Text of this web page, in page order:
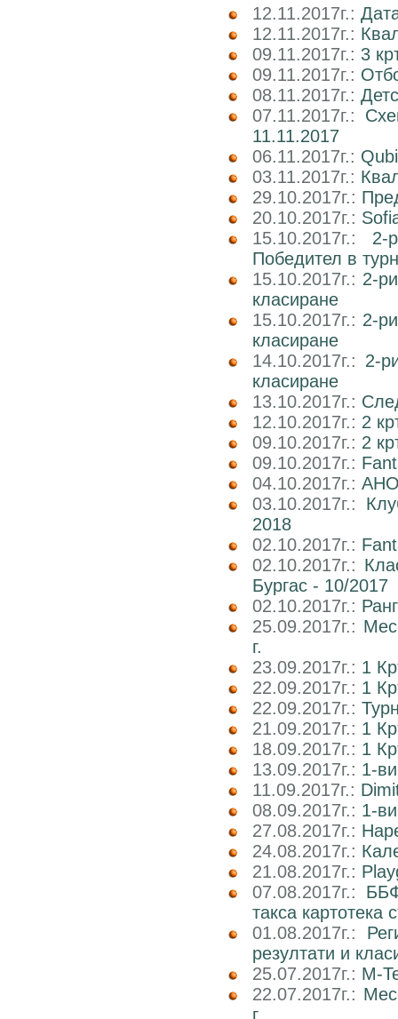
12.11.2017г.:
12.11.2017г.:
09.11.2017г.: 3
09.11.2017г.:
08.11.2017г.:
07.11.2017г.:
11.11.2017
06.11.2017г.:
03.11.2017г.:
29.10.2017г.:
20.10.2017г.:
15.10.2017г.: 2-
Победител в
15.10.2017г.: 2-
класиране
15.10.2017г.: 2-
класиране
14.10.2017г.: 2-
класиране
13.10.2017г.:
12.10.2017г.: 2
09.10.2017г.: 2
09.10.2017г.:
04.10.2017г.:
03.10.2017г.:
2018
02.10.2017г.:
02.10.2017г.:
Бургас - 10/2017
02.10.2017г.:
25.09.2017г.:
г.
23.09.2017г.: 1
22.09.2017г.: 1
22.09.2017г.:
21.09.2017г.: 1
18.09.2017г.: 1
13.09.2017г.: 1-
11.09.2017г.:
08.09.2017г.: 1-
27.08.2017г.:
24.08.2017г.:
21.08.2017г.:
07.08.2017г.:
такса картотека
01.08.2017г.:
резултати и
25.07.2017г.: M-
22.07.2017г.:
г.